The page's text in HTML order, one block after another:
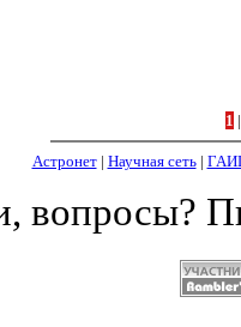
1
Астронет| Научная сеть|
вопросы?